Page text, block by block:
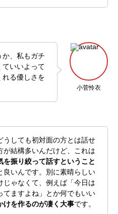
小菅怜衣
か、私もガチ
ていいよって
れる優しさを
うしても初対面の方とは話せ
が結構多いんだけど、これは
を振り絞って話すということ
良いんです。別に素晴らしい
じゃなくて、例えば「今日は
てますよね」とか何でもいい
けを作るのが凄く大事です。